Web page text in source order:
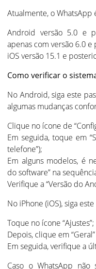
Atualmente, o WhatsApp
Android versão 5.0 e
apenas com versão 6.0 e
iOS versão 15.1 e
Como verificar o
No Android, siga este
algumas mudanças
Clique no ícone de
Em seguida, toque em
telefone”);
Em alguns modelos, é
do software” na
Verifique a “Versão do
No iPhone (iOS), siga
Toque no ícone “Ajustes”;
Depois, clique em
Em seguida, verifique a
Caso o WhatsApp